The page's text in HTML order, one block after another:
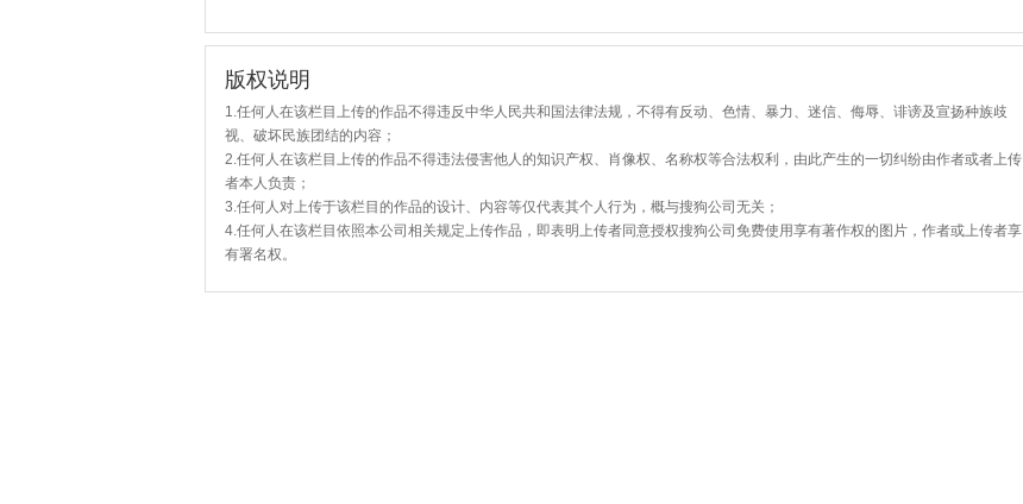
版权说明
1.任何人在该栏目上传的作品不得违反中华人民共和国法律法规，不得有反动、色情、暴力、迷信、侮辱、诽谤及宣扬种族歧
视、破坏民族团结的内容；
2.任何人在该栏目上传的作品不得违法侵害他人的知识产权、肖像权、名称权等合法权利，由此产生的一切纠纷由作者或者上传
者本人负责；
3.任何人对上传于该栏目的作品的设计、内容等仅代表其个人行为，概与搜狗公司无关；
4.任何人在该栏目依照本公司相关规定上传作品，即表明上传者同意授权搜狗公司免费使用享有著作权的图片，作者或上传者享
有署名权。